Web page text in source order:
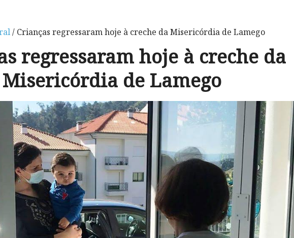
/ Crianças regressaram hoje à creche da Misericórdia de Lamego
regressaram hoje à creche da
Misericórdia de Lamego